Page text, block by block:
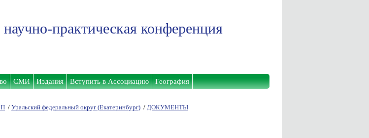
практическая конференция
СМИ Издания Вступить в Ассоциацию География
/ Уральский федеральный округ (Екатеринбург) / ДОКУМЕНТЫ